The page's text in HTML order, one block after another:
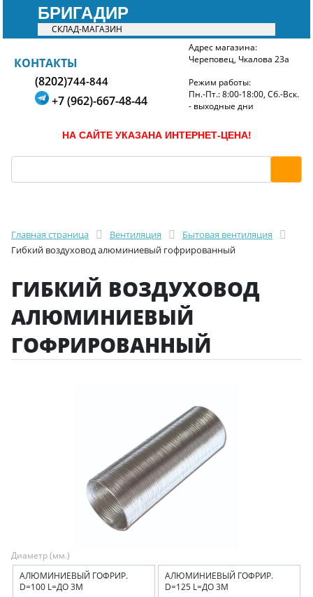
БРИГАДИР
СКЛАД-МАГАЗИН
БРИГАДИР
КОНТАКТЫ
(8202)744-844
+7 (962)-667-48-44
Адрес магазина:
Череповец, Чкалова 23а
Режим работы:
Пн.-Пт.: 8:00-18:00, Сб.-Вск.
- выходные дни
НА САЙТЕ УКАЗАНА ИНТЕРНЕТ-ЦЕНА!
Главная страница Вентиляция
Бытовая вентиляция
Гибкий воздуховод алюминиевый гофрированный
ГИБКИЙ ВОЗДУХОВОД
АЛЮМИНИЕВЫЙ
ГОФРИРОВАННЫЙ
Диаметр (мм.)
АЛЮМИНИЕВЫЙ ГОФРИР.
D=100 L=ДО 3М
АЛЮМИНИЕВЫЙ ГОФРИР.
D=125 L=ДО 3М